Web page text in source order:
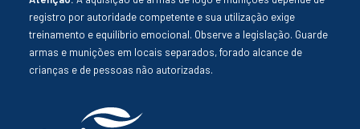
registro por autoridade competente e sua utilização exige
treinamento e equilíbrio emocional. Observe a legislação. Guarde
armas e munições em locais separados, forado alcance de
crianças e de pessoas não autorizadas.